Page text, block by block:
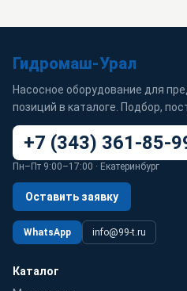
Гидромаш-Урал
Насосное оборудование для
позиций в каталоге. Подбор,
+7 (343) 361-85-
Пн–Пт 9:00–17:00 · Екатеринбург
Оставить заявку
WhatsApp info@99-t.ru
Каталог